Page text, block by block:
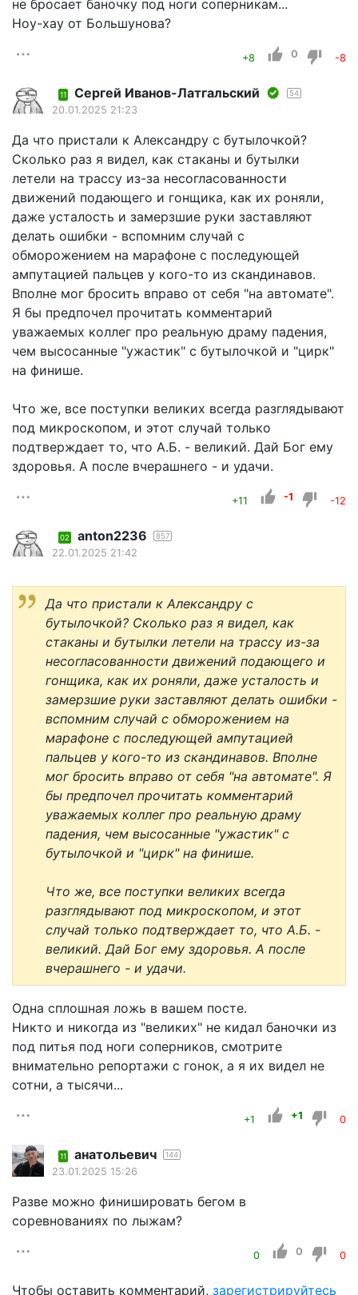
не бросает баночку под ноги соперникам...
Ноу-хау от Большунова?
+8 0 -8
11 Сергей Иванов-Латгальский 54
20.01.2025 21:23
Да что пристали к Александру с бутылочкой?
Сколько раз я видел, как стаканы и бутылки
летели на трассу из-за несогласованности
движений подающего и гонщика, как их роняли,
даже усталость и замерзшие руки заставляют
делать ошибки - вспомним случай с
обморожением на марафоне с последующей
ампутацией пальцев у кого-то из скандинавов.
Вполне мог бросить вправо от себя "на автомате".
Я бы предпочел прочитать комментарий
уважаемых коллег про реальную драму падения,
чем высосанные "ужастик" с бутылочкой и "цирк"
на финише.
Что же, все поступки великих всегда разглядывают
под микроскопом, и этот случай только
подтверждает то, что А.Б. - великий. Дай Бог ему
здоровья. А после вчерашнего - и удачи.
+11 -1 -12
02 anton2236 857
22.01.2025 21:42
Да что пристали к Александру с
бутылочкой? Сколько раз я видел, как
стаканы и бутылки летели на трассу из-за
несогласованности движений подающего и
гонщика, как их роняли, даже усталость и
замерзшие руки заставляют делать ошибки -
вспомним случай с обморожением на
марафоне с последующей ампутацией
пальцев у кого-то из скандинавов. Вполне
мог бросить вправо от себя "на автомате". Я
бы предпочел прочитать комментарий
уважаемых коллег про реальную драму
падения, чем высосанные "ужастик" с
бутылочкой и "цирк" на финише.
Что же, все поступки великих всегда
разглядывают под микроскопом, и этот
случай только подтверждает то, что А.Б. -
великий. Дай Бог ему здоровья. А после
вчерашнего - и удачи.
Одна сплошная ложь в вашем посте.
Никто и никогда из "великих" не кидал баночки из
под питья под ноги соперников, смотрите
внимательно репортажи с гонок, а я их видел не
сотни, а тысячи...
+1 +1 0
11 анатольевич 144
23.01.2025 15:26
Разве можно финишировать бегом в
соревнованиях по лыжам?
0 0 0
Чтобы оставить комментарий, зарегистрируйтесь